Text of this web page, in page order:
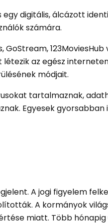
egy digitális, álcázott
számára.
123MoviesHub
létezik az egész
módjait.
tartalmaznak,
Egyesek gyorsabban
A jogi figyelem
A kormányok
miatt. Több